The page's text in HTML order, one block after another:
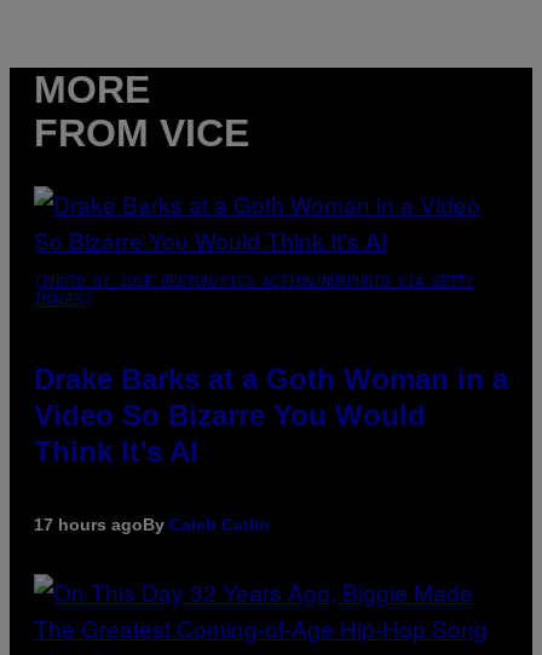
MORE
FROM VICE
(PHOTO BY JOSE BRETON/PICS ACTION/NURPHOTO VIA GETTY
IMAGES)
Drake Barks at a Goth Woman in a
Video So Bizarre You Would
Think It’s AI
17 hours agoBy Caleb Catlin